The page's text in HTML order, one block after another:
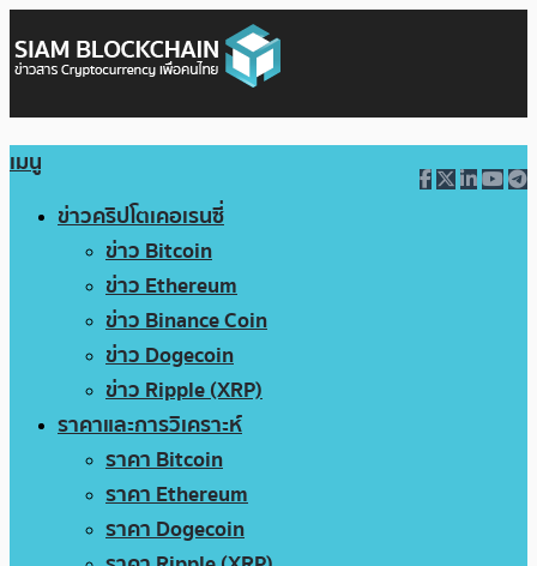
เมนู
ข่าวคริปโตเคอเรนซี่
ข่าว Bitcoin
ข่าว Ethereum
ข่าว Binance Coin
ข่าว Dogecoin
ข่าว Ripple (XRP)
ราคาและการวิเคราะห์
ราคา Bitcoin
ราคา Ethereum
ราคา Dogecoin